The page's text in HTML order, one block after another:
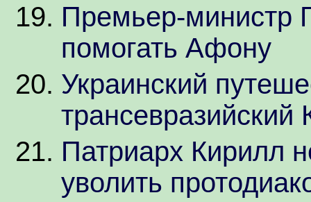
Премьер-министр
помогать Афону
Украинский
трансевразийский
Патриарх Кирилл
уволить